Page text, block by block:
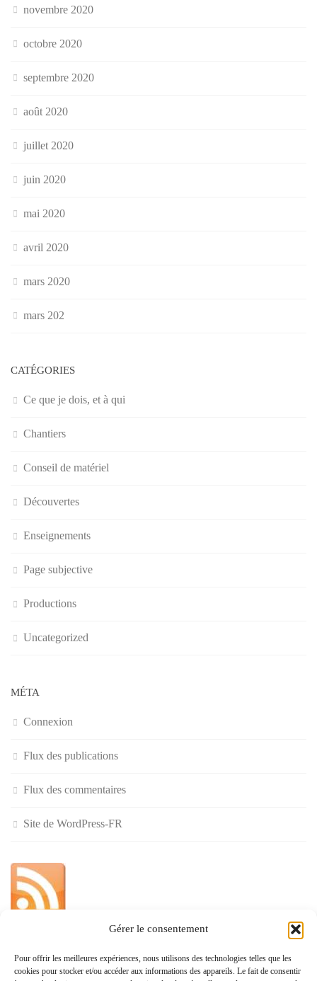
Gérer le consentement
Pour offrir les meilleures expériences, nous utilisons des technologies telles que les
cookies pour stocker et/ou accéder aux informations des appareils. Le fait de consentir
novembre 2020
octobre 2020
septembre 2020
août 2020
juillet 2020
juin 2020
mai 2020
avril 2020
mars 2020
mars 202
CATÉGORIES
Ce que je dois, et à qui
Chantiers
Conseil de matériel
Découvertes
Enseignements
Page subjective
Productions
Uncategorized
MÉTA
Connexion
Flux des publications
Flux des commentaires
Site de WordPress-FR
»
Politique de confidentialité